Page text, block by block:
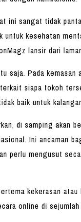
ini sangat tidak
untuk kesehatan
lansir dari
saja. Pada
siapa tokoh
baik untuk
di samping akan
Ini ancaman
perlu mengusut
kekerasan
online di